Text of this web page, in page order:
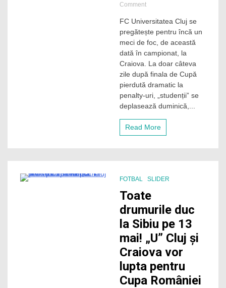
Commenton
Cluj
merge
după
victorie
finala
campionatului
la
Craiova!
Bergodi:
o
FC Universitatea Cluj se
pregătește pentru încă un
meci de foc, de această
dată în campionat, la
Craiova. La doar câteva
zile după finala de Cupă
pierdută dramatic la
penalty-uri, „studenții” se
deplasează duminică,...
Read More
FOTBAL SLIDER
Toate
drumurile duc
la Sibiu pe 13
mai! „U” Cluj și
Craiova vor
lupta pentru
Cupa României